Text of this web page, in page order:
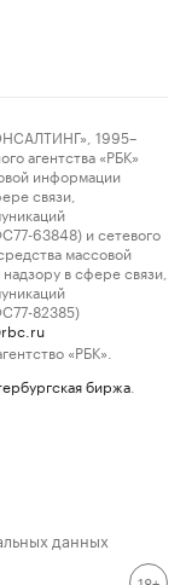
1995–
агентства «РБК»
информации
связи,
63848) и сетевого
массовой
в сфере связи,
82385)
«РБК».
биржа
данных